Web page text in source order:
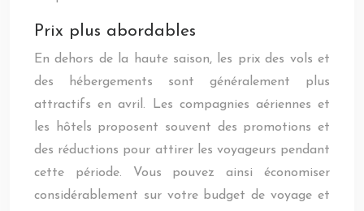
Prix plus abordables
En dehors de la haute saison, les prix des vols et
des hébergements sont généralement plus
attractifs en avril. Les compagnies aériennes et
les hôtels proposent souvent des promotions et
des réductions pour attirer les voyageurs pendant
cette période. Vous pouvez ainsi économiser
considérablement sur votre budget de voyage et